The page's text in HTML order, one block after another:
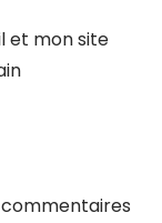
et mon site